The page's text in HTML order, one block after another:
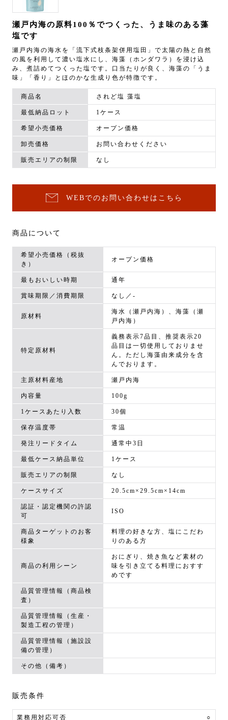
瀬戸内海の原料100％でつくった、うま味のある藻
塩です
瀬戸内海の海水を「流下式枝条架併用塩田」で太陽の熱と自然
の風を利用して濃い塩水にし、海藻（ホンダワラ）を浸け込
み、煮詰めてつくった塩です。口当たりが良く、海藻の「うま
味」「香り」とほのかな生成り色が特徴です。
商品名 されど塩 藻塩
最低納品ロット 1ケース
希望小売価格 オープン価格
卸売価格 お問い合わせください
販売エリアの制限 なし
WEBでのお問い合わせはこちら
商品について
希望小売価格（税抜
き）
オープン価格
最もおいしい時期 通年
賞味期限／消費期限 なし／-
原材料
海水（瀬戸内海）、海藻（瀬
戸内海）
特定原材料
義務表示7品目、推奨表示20
品目は一切使用しておりませ
ん。ただし海藻由来成分を含
んでおります。
主原材料産地 瀬戸内海
内容量 100g
1ケースあたり入数 30個
保存温度帯 常温
発注リードタイム 通常中3日
最低ケース納品単位 1ケース
販売エリアの制限 なし
ケースサイズ 20.5cm×29.5cm×14cm
認証・認定機関の許認
可
ISO
商品ターゲットのお客
様象
料理の好きな方、塩にこだわ
りのある方
商品の利用シーン
おにぎり、焼き魚など素材の
味を引き立てる料理におすす
めです
品質管理情報（商品検
査）
品質管理情報（生産・
製造工程の管理）
品質管理情報（施設設
備の管理）
その他（備考）
販売条件
業務用対応可否 ○